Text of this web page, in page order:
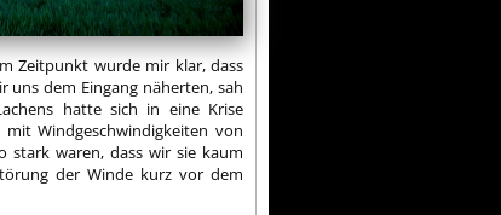
Zeitpunkt wurde mir klar, dass
uns dem Eingang näherten, sah
hatte sich in eine Krise
Windgeschwindigkeiten von
stark waren, dass wir sie kaum
der Winde kurz vor dem